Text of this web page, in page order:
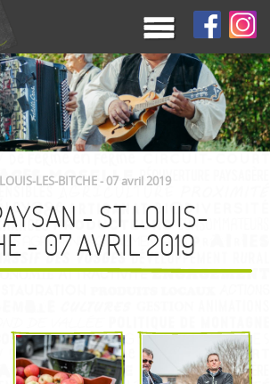
LES-BITCHE - 07 avril 2019
- ST LOUIS-
- 07 AVRIL 2019